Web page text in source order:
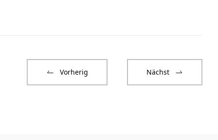
Vorherig Nächst